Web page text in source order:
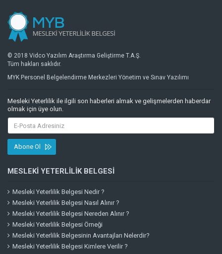
© 2018 Vidco Yazılım Araştırma Geliştirme T.A.Ş.
Tüm hakları saklıdır.
MYK Personel Belgelendirme Merkezleri Yönetim ve Sınav Yazılımı
Mesleki Yeterlilik ile ilgili son haberleri almak ve gelişmelerden haberdar
olmak için üye olun.
Abone Ol
MESLEKI YETERLILIK BELGESI
Mesleki Yeterlilik Belgesi Nedir ?
Mesleki Yeterlilik Belgesi Nasıl Alınır ?
Mesleki Yeterlilik Belgesi Nereden Alınır ?
Mesleki Yeterlilik Belgesi Örneği
Mesleki Yeterlilik Belgesinin Avantajları Nelerdir?
Mesleki Yeterlilik Belgesi Kimlere Verilir ?